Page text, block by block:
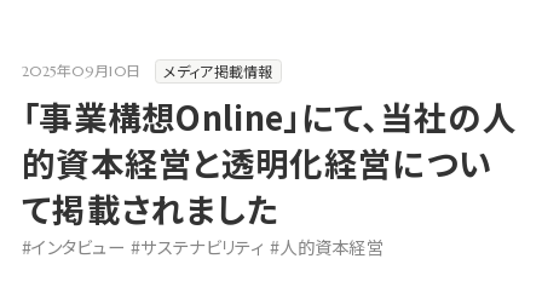
2025年09月10日 メディア掲載情報
「事業構想Online」にて、当社の人
的資本経営と透明化経営につい
て掲載されました
#インタビュー #サステナビリティ #人的資本経営